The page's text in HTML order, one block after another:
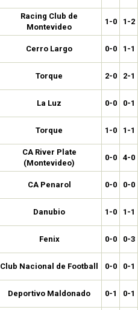
Racing Club de
Montevideo
1-0 1-2
Cerro Largo 0-0 1-1
Torque 2-0 2-1
La Luz 0-0 0-1
Torque 1-0 1-1
CA River Plate
(Montevideo)
0-0 4-0
CA Penarol 0-0 0-0
Danubio 1-0 1-1
Fenix 0-0 0-3
Club Nacional de Football 0-0 0-1
Deportivo Maldonado 0-1 0-1